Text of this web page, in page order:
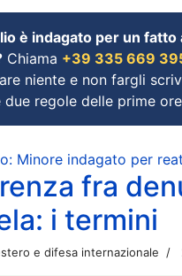
è indagato per un fatto
Chiama +39 335 669
niente e non fargli
due regole delle prime
Minore indagato per
fra
i termini
e difesa internazionale